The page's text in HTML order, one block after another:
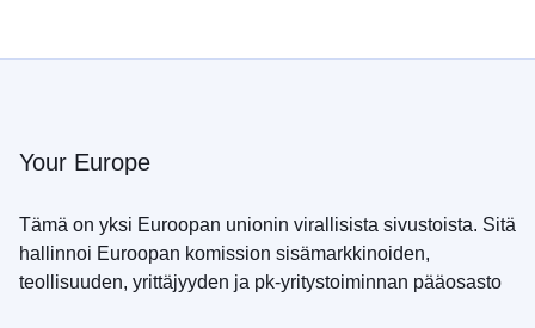
Your Europe
Tämä on yksi Euroopan unionin virallisista sivustoista. Sitä
hallinnoi Euroopan komission sisämarkkinoiden,
teollisuuden, yrittäjyyden ja pk-yritystoiminnan pääosasto